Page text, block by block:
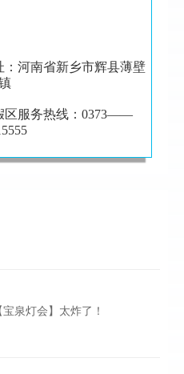
河南省新乡市辉县薄壁
区服务热线：0373——
泉灯会】太炸了！